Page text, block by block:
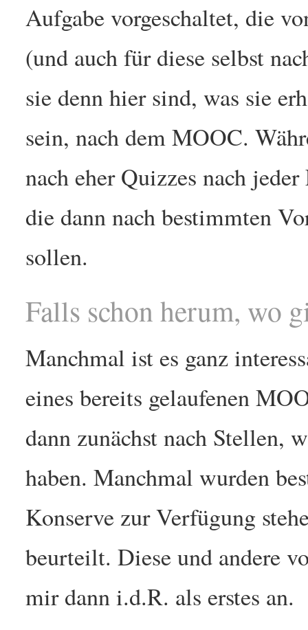
Aufgabe vorgeschaltet, die
(und auch für diese selbst
sie denn hier sind, was sie
sein, nach dem MOOC.
nach eher Quizzes nach
die dann nach bestimmten
sollen.
Falls schon herum, wo
Manchmal ist es ganz
eines bereits gelaufenen
dann zunächst nach Stellen,
haben. Manchmal wurden
Konserve zur Verfügung
beurteilt. Diese und andere
mir dann i.d.R. als erstes an.